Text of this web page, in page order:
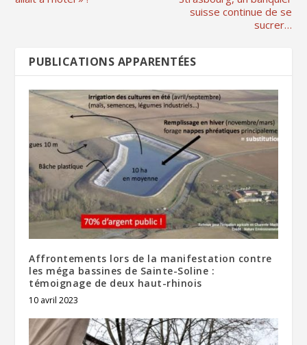
suisse continue de se
sucrer…
PUBLICATIONS APPARENTÉES
Affrontements lors de la manifestation contre
les méga bassines de Sainte-Soline :
témoignage de deux haut-rhinois
10 avril 2023